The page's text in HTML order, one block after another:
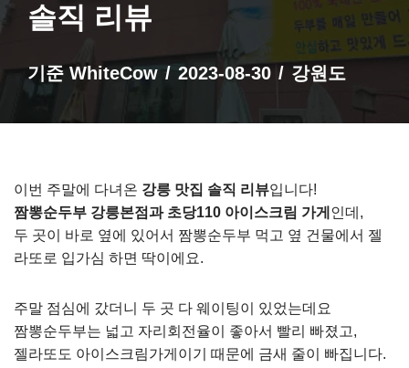
솔직 리뷰
기준 WhiteCow 2023-08-30 강원도
이번 주말에 다녀온 강릉 맛집 솔직 리뷰입니다!
짬뽕순두부 강릉본점과 초당110 아이스크림 가게 인데,
두 곳이 바로 옆에 있어서 짬뽕순두부 먹고 옆 건물에서 젤
라또로 입가심 하면 딱이에요.
주말 점심에 갔더니 두 곳 다 웨이팅이 있었는데요
짬뽕순두부는 넓고 자리회전율이 좋아서 빨리 빠졌고,
젤라또도 아이스크림가게이기 때문에 금새 줄이 빠집니다.